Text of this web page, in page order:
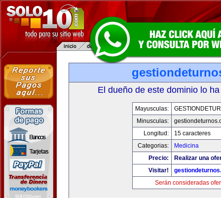
El dueño de este dominio lo
Mayusculas:
Minusculas:
Longitud:
15 caracteres
Categorias:
Medicina
Precio:
Realizar una
Visitar!
Serán consideradas